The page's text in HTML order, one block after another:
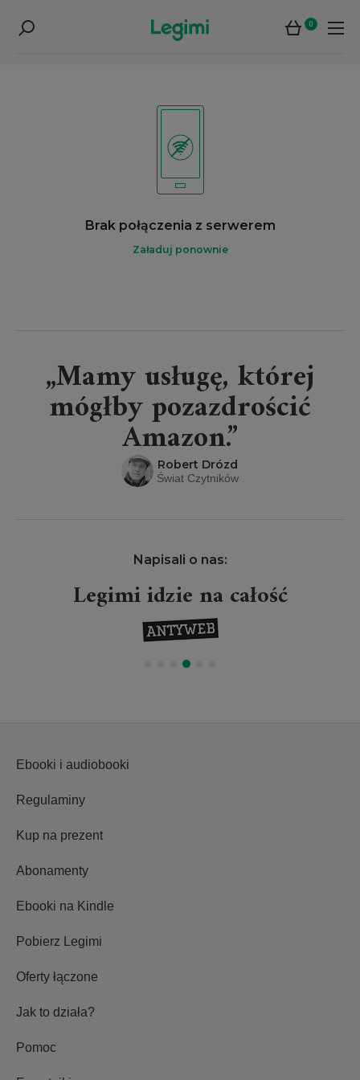
0
Brak połączenia z serwerem
Załaduj ponownie
„Mamy usługę, której
mógłby pozazdrościć
Amazon.”
Robert Drózd
Świat Czytników
Napisali o nas:
Legimi idzie na całość
Ebooki i audiobooki
Regulaminy
Kup na prezent
Abonamenty
Ebooki na Kindle
Pobierz Legimi
Oferty łączone
Jak to działa?
Pomoc